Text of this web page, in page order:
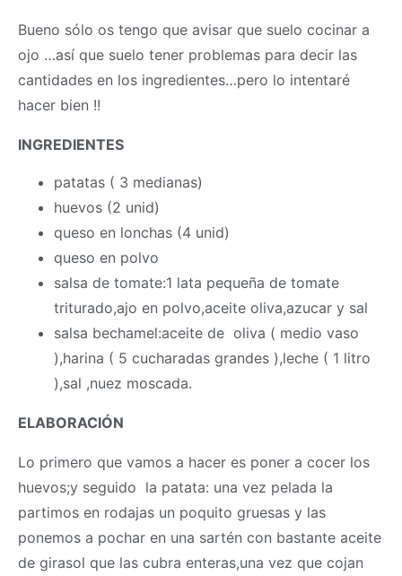
Bueno sólo os tengo que avisar que suelo cocinar a
ojo …así que suelo tener problemas para decir las
cantidades en los ingredientes…pero lo intentaré
hacer bien !!
INGREDIENTES
patatas ( 3 medianas)
huevos (2 unid)
queso en lonchas (4 unid)
queso en polvo
salsa de tomate:1 lata pequeña de tomate
triturado,ajo en polvo,aceite oliva,azucar y sal
salsa bechamel:aceite de oliva ( medio vaso
),harina ( 5 cucharadas grandes ),leche ( 1 litro
),sal ,nuez moscada.
ELABORACIÓN
Lo primero que vamos a hacer es poner a cocer los
huevos;y seguido la patata: una vez pelada la
partimos en rodajas un poquito gruesas y las
ponemos a pochar en una sartén con bastante aceite
de girasol que las cubra enteras,una vez que cojan